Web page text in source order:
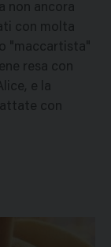
non ancora
con molta
"maccartista"
resa con
e la
con